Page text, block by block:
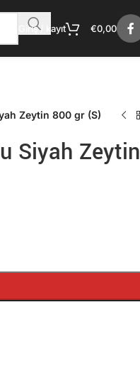
Giriş / kayıt €0,00
Zeytin 800 gr (S)
Siyah Zeytin